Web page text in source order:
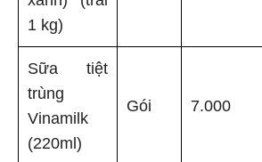
1 kg)
Sữa tiệt
trùng
Vinamilk
(220ml)
Gói 7.000